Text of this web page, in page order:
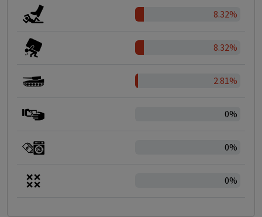
8.32%
8.32%
2.81%
0%
0%
0%